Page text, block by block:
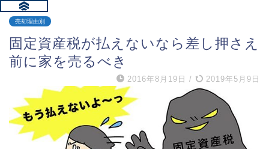
売却理由別
固定資産税が払えないなら差し押さえ
前に家を売るべき
2016年8月19日 / 2019年5月9日